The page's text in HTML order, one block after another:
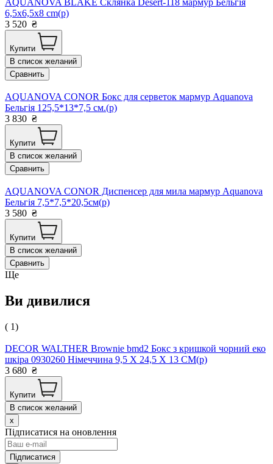
6,5x6,5x8 cm(р)
3 520 ₴
Купити
В список желаний
Сравнить
AQUANOVA CONOR Бокс для серветок мармур Aquanova
Бельгія 125,5*13*7,5 см.(р)
3 830 ₴
Купити
В список желаний
Сравнить
AQUANOVA CONOR Диспенсер для мила мармур Aquanova
Бельгія 7,5*7,5*20,5см(р)
3 580 ₴
Купити
В список желаний
Сравнить
Ще
Ви дивилися
( 1)
DECOR WALTHER Brownie bmd2 Бокс з кришкой чорний еко
шкіра 0930260 Німеччина 9,5 X 24,5 X 13 CM(р)
3 680 ₴
Купити
В список желаний
x
Підписатися на оновлення